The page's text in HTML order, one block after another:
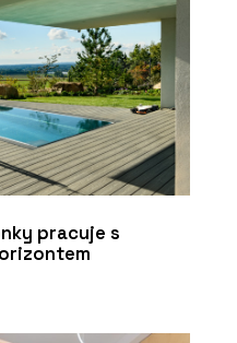
pracuje s